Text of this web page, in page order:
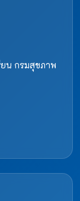
น กรมสุขภาพ